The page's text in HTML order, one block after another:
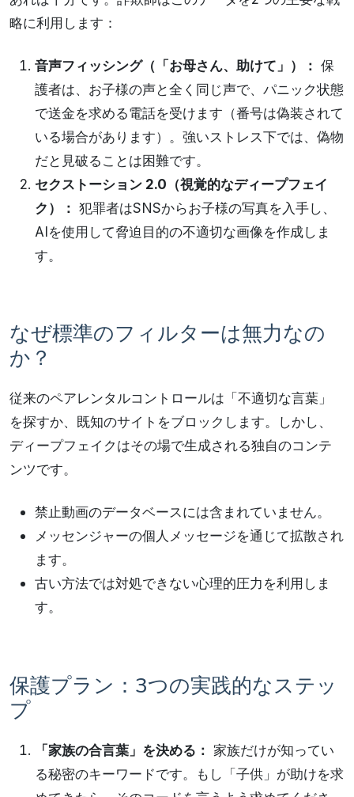
略に利用します：
音声フィッシング（「お母さん、助けて」）： 保
護者は、お子様の声と全く同じ声で、パニック状態
で送金を求める電話を受けます（番号は偽装されて
いる場合があります）。強いストレス下では、偽物
だと見破ることは困難です。
セクストーション 2.0（視覚的なディープフェイ
ク）： 犯罪者はSNSからお子様の写真を入手し、
AIを使用して脅迫目的の不適切な画像を作成しま
す。
なぜ標準のフィルターは無力なの
か？
従来のペアレンタルコントロールは「不適切な言葉」
を探すか、既知のサイトをブロックします。しかし、
ディープフェイクはその場で生成される独自のコンテ
ンツです。
禁止動画のデータベースには含まれていません。
メッセンジャーの個人メッセージを通じて拡散され
ます。
古い方法では対処できない心理的圧力を利用しま
す。
保護プラン：3つの実践的なステッ
プ
「家族の合言葉」を決める： 家族だけが知ってい
る秘密のキーワードです。もし「子供」が助けを求